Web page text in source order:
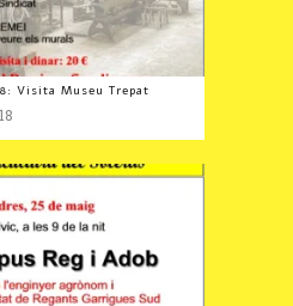
Visita Museu Trepat